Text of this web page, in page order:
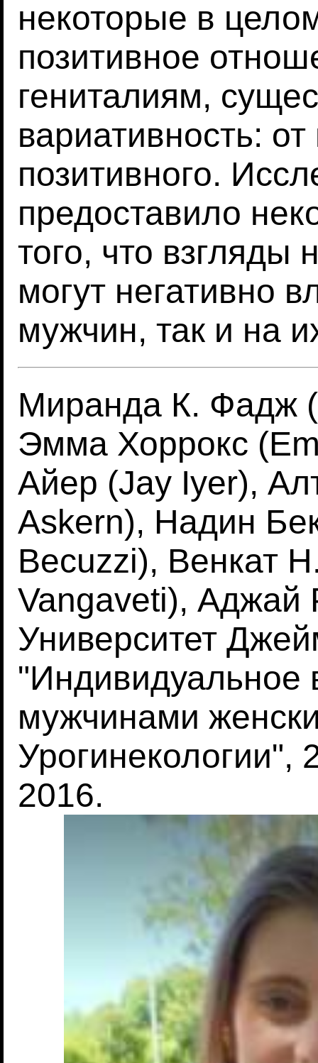
некоторые в
позитивное
гениталиям,
вариативность:
позитивного.
предоставило
того, что взгляды
могут негативно
мужчин, так и на
Миранда К. Фадж
Эмма Хоррокс
Айер (Jay Iyer),
Askern), Надин
Becuzzi), Венкат
Vangaveti), Аджай
Университет
"Индивидуальное
мужчинами
2016.